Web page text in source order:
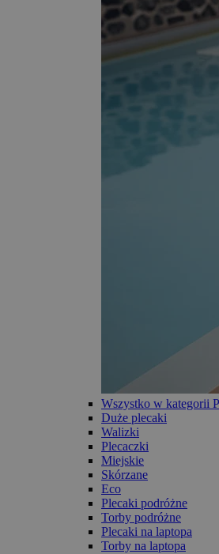
Wszystko w kategorii
Duże plecaki
Walizki
Plecaczki
Miejskie
Skórzane
Eco
Plecaki podróżne
Torby podróżne
Plecaki na laptopa
Torby na laptopa